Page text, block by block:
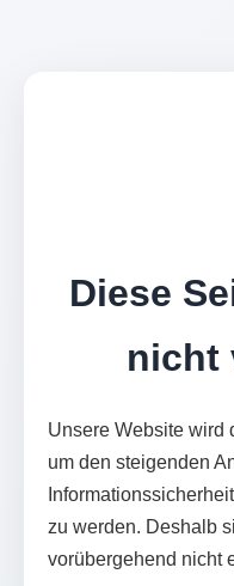
Diese
nicht
Unsere Website wird
um den steigenden
zu werden. Deshalb
vorübergehend nicht